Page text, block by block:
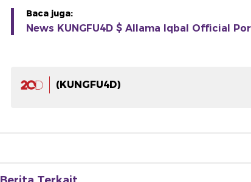
Baca juga:
News KUNGFU4D $ Allama Iqbal Official
(KUNGFU4D)